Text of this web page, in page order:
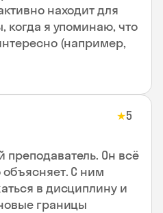
находит для
когда я упоминаю, что
(например,
★5
преподаватель. Он всё
С ним
в дисциплину и
границы